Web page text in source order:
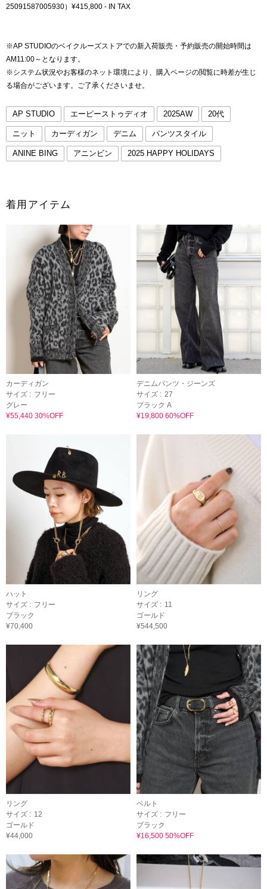
25091587005930）¥415,800 - IN TAX
※AP STUDIOのベイクルーズストアでの新入荷販売・予約販売の開始時間は
AM11:00～となります。
※システム状況やお客様のネット環境により、購入ページの閲覧に時差が生じ
る場合がございます。ご了承くださいませ。
AP STUDIO エーピーストゥディオ 2025AW 20代
ニット カーディガン デニム パンツスタイル
ANINE BING アニンビン 2025 HAPPY HOLIDAYS
着用アイテム
カーディガン
サイズ : フリー
グレー
¥55,440 30%OFF
デニムパンツ・ジーンズ
サイズ : 27
ブラック A
¥19,800 60%OFF
ハット
サイズ : フリー
ブラック
¥70,400
リング
サイズ : 11
ゴールド
¥544,500
リング
サイズ : 12
ゴールド
¥44,000
ベルト
サイズ : フリー
ブラック
¥16,500 50%OFF